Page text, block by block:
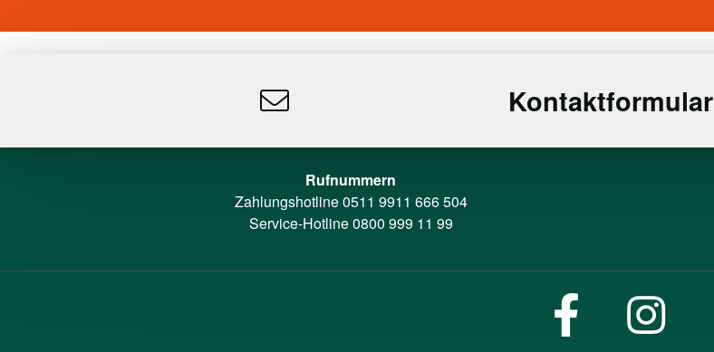
Kontaktformular
Rufnummern
Zahlungshotline0511 9911 666 504
Service-Hotline0800 999 11 99